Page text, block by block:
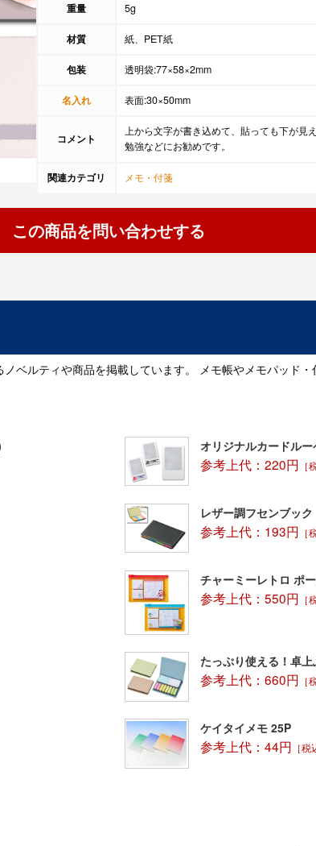
重量 5g
材質 紙、PET紙
包装 透明袋:77×58×2mm
名入れ 表面:30×50mm
コメント
上から文字が書き込めて、貼っても下が見
勉強などにお勧めです。
関連カテゴリ メモ・付箋
この商品を問い合わせする
ベルティや商品を掲載しています。 メモ帳やメモパッド
オリジナルカードルー
参考上代：220円 ［
レザー調フセンブック
参考上代：193円 ［
チャーミーレトロ ポ
参考上代：550円 ［
たっぷり使える！卓
参考上代：660円 ［
ケイタイメモ 25P
参考上代：44円 ［税